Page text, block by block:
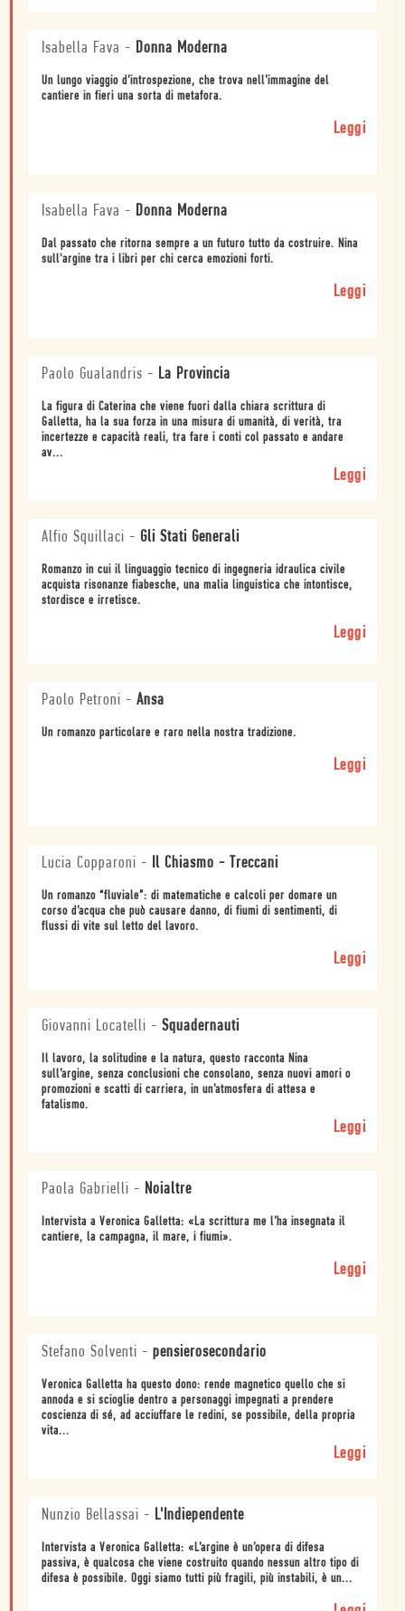
Isabella Fava - Donna Moderna
Un lungo viaggio d’introspezione, che trova nell’immagine del
cantiere in fieri una sorta di metafora.
Leggi
Isabella Fava - Donna Moderna
Dal passato che ritorna sempre a un futuro tutto da costruire. Nina
sull'argine tra i libri per chi cerca emozioni forti.
Leggi
Paolo Gualandris - La Provincia
La figura di Caterina che viene fuori dalla chiara scrittura di
Galletta, ha la sua forza in una misura di umanità, di verità, tra
incertezze e capacità reali, tra fare i conti col passato e andare
av...
Leggi
Alfio Squillaci - Gli Stati Generali
Romanzo in cui il linguaggio tecnico di ingegneria idraulica civile
acquista risonanze fiabesche, una malia linguistica che intontisce,
stordisce e irretisce.
Leggi
Paolo Petroni - Ansa
Un romanzo particolare e raro nella nostra tradizione.
Leggi
Lucia Copparoni - Il Chiasmo - Treccani
Un romanzo “fluviale”: di matematiche e calcoli per domare un
corso d’acqua che può causare danno, di fiumi di sentimenti, di
flussi di vite sul letto del lavoro.
Leggi
Giovanni Locatelli - Squadernauti
Il lavoro, la solitudine e la natura, questo racconta Nina
sull’argine, senza conclusioni che consolano, senza nuovi amori o
promozioni e scatti di carriera, in un’atmosfera di attesa e
fatalismo.
Leggi
Paola Gabrielli - Noialtre
Intervista a Veronica Galletta: «La scrittura me l’ha insegnata il
cantiere, la campagna, il mare, i fiumi».
Leggi
Stefano Solventi - pensierosecondario
Veronica Galletta ha questo dono: rende magnetico quello che si
annoda e si scioglie dentro a personaggi impegnati a prendere
coscienza di sé, ad acciuffare le redini, se possibile, della propria
vita...
Leggi
Nunzio Bellassai - L'Indiependente
Intervista a Veronica Galletta: «L’argine è un’opera di difesa
passiva, è qualcosa che viene costruito quando nessun altro tipo di
difesa è possibile. Oggi siamo tutti più fragili, più instabili, è un...